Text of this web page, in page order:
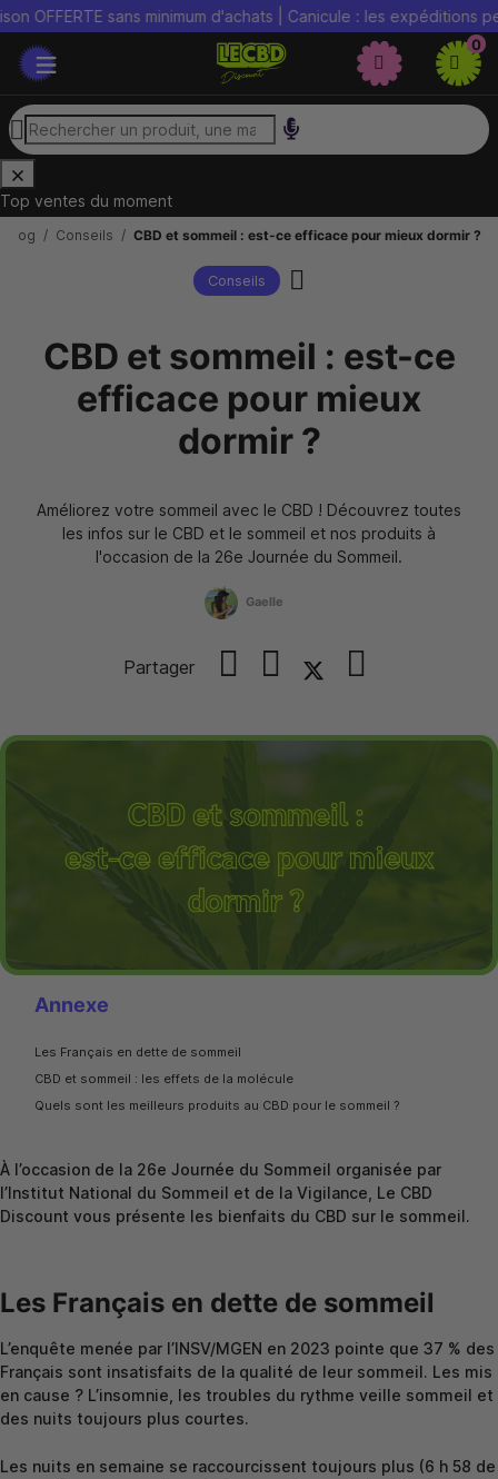
sans minimum d'achats | Canicule : les expéditions peuvent
0
Top ventes du moment
Blog Conseils CBD et sommeil : est-ce efficace pour mieux dormir ?
Conseils
CBD et sommeil : est-ce
efficace pour mieux
dormir ?
Améliorez votre sommeil avec le CBD ! Découvrez toutes
les infos sur le CBD et le sommeil et nos produits à
l'occasion de la 26e Journée du Sommeil.
Gaelle
Partager
Annexe
Les Français en dette de sommeil
CBD et sommeil : les effets de la molécule
Quels sont les meilleurs produits au CBD pour le sommeil ?
À l’occasion de la 26e Journée du Sommeil organisée par
l’Institut National du Sommeil et de la Vigilance, Le CBD
Discount vous présente les bienfaits du CBD sur le sommeil.
Les Français en dette de sommeil
L’enquête menée par l’INSV/MGEN en 2023 pointe que 37 % des
Français sont insatisfaits de la qualité de leur sommeil. Les mis
en cause ? L’insomnie, les troubles du rythme veille sommeil et
des nuits toujours plus courtes.
Les nuits en semaine se raccourcissent toujours plus (6 h 58 de